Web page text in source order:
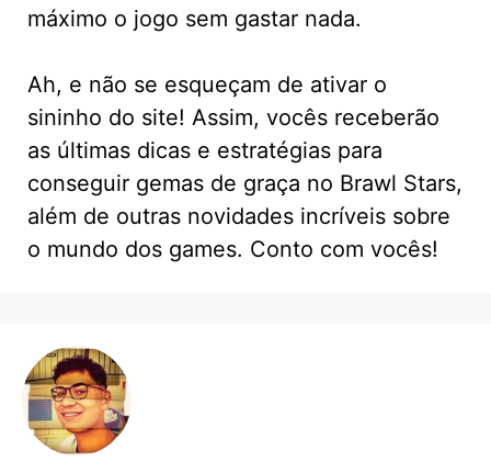
máximo o jogo sem gastar nada.
Ah, e não se esqueçam de ativar o
sininho do site! Assim, vocês receberão
as últimas dicas e estratégias para
conseguir gemas de graça no Brawl Stars,
além de outras novidades incríveis sobre
o mundo dos games. Conto com vocês!